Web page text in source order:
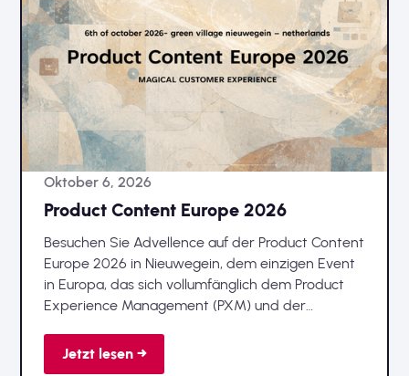
Oktober 6, 2026
Product Content Europe 2026
Besuchen Sie Advellence auf der Product Content
Europe 2026 in Nieuwegein, dem einzigen Event
in Europa, das sich vollumfänglich dem Product
Experience Management (PXM) und der
Jetzt lesen →